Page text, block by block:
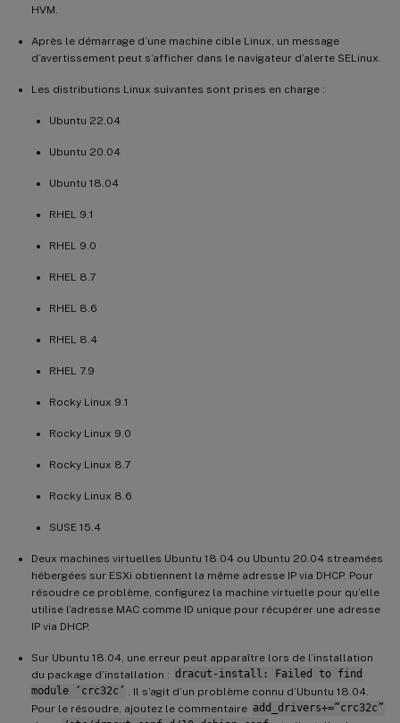
HVM.
Après le démarrage d’une machine cible Linux, un message
d’avertissement peut s’afficher dans le navigateur d’alerte SELinux.
Les distributions Linux suivantes sont prises en charge :
Ubuntu 22.04
Ubuntu 20.04
Ubuntu 18.04
RHEL 9.1
RHEL 9.0
RHEL 8.7
RHEL 8.6
RHEL 8.4
RHEL 7.9
Rocky Linux 9.1
Rocky Linux 9.0
Rocky Linux 8.7
Rocky Linux 8.6
SUSE 15.4
Deux machines virtuelles Ubuntu 18.04 ou Ubuntu 20.04 streamées
hébergées sur ESXi obtiennent la même adresse IP via DHCP. Pour
résoudre ce problème, configurez la machine virtuelle pour qu’elle
utilise l’adresse MAC comme ID unique pour récupérer une adresse
IP via DHCP.
Sur Ubuntu 18.04, une erreur peut apparaître lors de l’installation
du package d’installation : dracut-install: Failed to find
module ‘crc32c’
. Il s’agit d’un problème connu d’Ubuntu 18.04.
Pour le résoudre, ajoutez le commentaire add_drivers+=”crc32c”